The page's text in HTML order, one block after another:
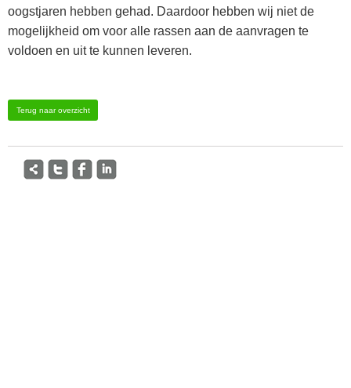
oogstjaren hebben gehad. Daardoor hebben wij niet de
mogelijkheid om voor alle rassen aan de aanvragen te
voldoen en uit te kunnen leveren.
Terug naar overzicht